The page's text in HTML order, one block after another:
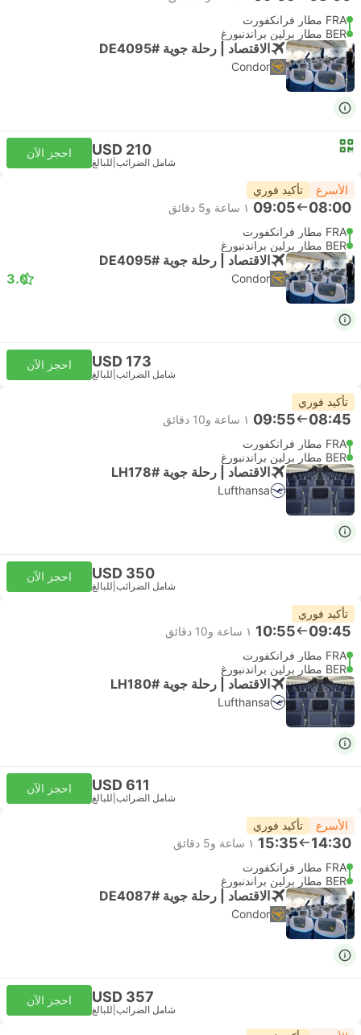
FRA مطار فرانكفورت
BER مطار برلين براندنبورغ
الاقتصاد | رحلة جوية #DE4095
Condor
USD 210
شامل الضرائب للبالغ
احجز الآن
الأسرع تأكيد فوري
08:00
09:05 ١ ساعة و‫5 دقائق
FRA مطار فرانكفورت
BER مطار برلين براندنبورغ
الاقتصاد | رحلة جوية #DE4095
Condor
3.0
USD 173
شامل الضرائب للبالغ
احجز الآن
تأكيد فوري
08:45
09:55 ١ ساعة و‫10 دقائق
FRA مطار فرانكفورت
BER مطار برلين براندنبورغ
الاقتصاد | رحلة جوية #LH178
Lufthansa
USD 350
شامل الضرائب للبالغ
احجز الآن
تأكيد فوري
09:45
10:55 ١ ساعة و‫10 دقائق
FRA مطار فرانكفورت
BER مطار برلين براندنبورغ
الاقتصاد | رحلة جوية #LH180
Lufthansa
USD 611
شامل الضرائب للبالغ
احجز الآن
الأسرع تأكيد فوري
14:30
15:35 ١ ساعة و‫5 دقائق
FRA مطار فرانكفورت
BER مطار برلين براندنبورغ
الاقتصاد | رحلة جوية #DE4087
Condor
USD 357
شامل الضرائب للبالغ
احجز الآن